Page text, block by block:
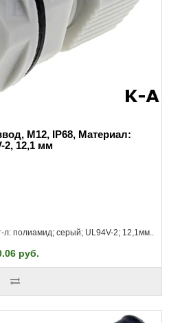
M12, IP68, Материал:
2, 12,1 мм
л: полиамид; серый; UL94V-2; 12,1мм..
руб.